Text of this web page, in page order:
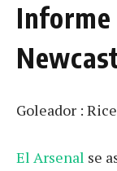
Informe
Goleador : Rice
El Arsenal se